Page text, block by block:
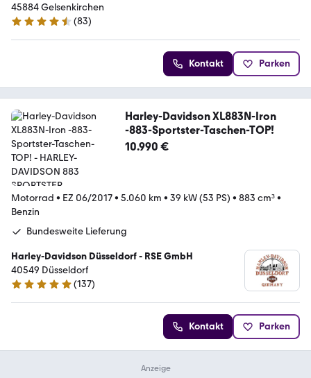
45884 Gelsenkirchen
4.7 Sterne
(83)
Kontakt Parken
Harley-Davidson XL883N-Iron
-883-Sportster-Taschen-TOP!
10.990 €
Motorrad • EZ 06/2017• 5.060 km • 39 kW (53 PS) • 883 cm³•
Benzin
Bundesweite Lieferung
Harley-Davidson Düsseldorf - RSE GmbH
40549 Düsseldorf
5 Sterne
(137)
Kontakt Parken